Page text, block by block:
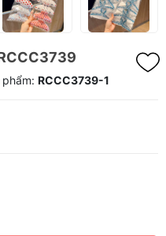
phẩm: RCCC3739-1